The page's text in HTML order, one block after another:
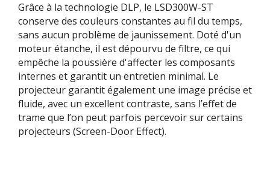
Grâce à la technologie DLP, le LSD300W-ST
conserve des couleurs constantes au fil du temps,
sans aucun problème de jaunissement. Doté d'un
moteur étanche, il est dépourvu de filtre, ce qui
empêche la poussière d'affecter les composants
internes et garantit un entretien minimal. Le
projecteur garantit également une image précise et
fluide, avec un excellent contraste, sans l’effet de
trame que l’on peut parfois percevoir sur certains
projecteurs (Screen-Door Effect).